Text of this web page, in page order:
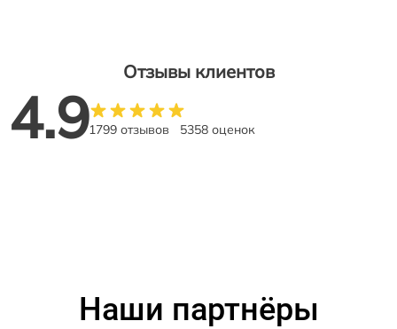
Отзывы клиентов
4.91799 отзывов 5358 оценок
Наши партнёры